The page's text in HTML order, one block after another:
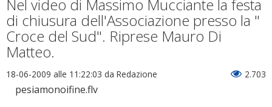
Nel video di Massimo Mucciante la festa
di chiusura dell'Associazione presso la "
Croce del Sud". Riprese Mauro Di
Matteo.
18-06-2009 alle 11:22:03 da Redazione 2.703
pesiamonoifine.flv